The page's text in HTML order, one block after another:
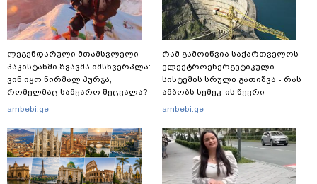
ლეგენდარული მთამსვლელი
პაკისტანში ზვავმა იმსხვერპლა:
ვინ იყო ნირმალ პურჯა,
რომელმაც სამყარო შეცვალა?
ambebi.ge
რამ გამოიწვია საქართველოს
ელექტროენერგეტიკული
სისტემის სრული გათიშვა - რას
ამბობს სემეკ-ის წევრი
ambebi.ge